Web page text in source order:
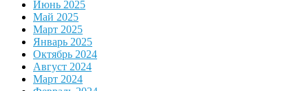
Июнь 2025
Май 2025
Март 2025
Январь 2025
Октябрь 2024
Август 2024
Март 2024